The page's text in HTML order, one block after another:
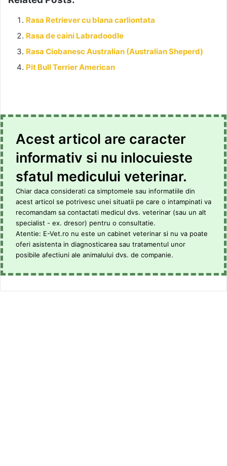
Rasa Retriever cu blana carliontata
Rasa de caini Labradoodle
Rasa Ciobanesc Australian (Australian Sheperd)
Pit Bull Terrier American
Acest articol are caracter
informativ si nu inlocuieste
sfatul medicului veterinar.
Chiar daca considerati ca simptomele sau informatiile din
acest articol se potrivesc unei situatii pe care o intampinati va
recomandam sa contactati medicul dvs. veterinar (sau un alt
specialist - ex. dresor) pentru o consultatie.
Atentie: E-Vet.ro nu este un cabinet veterinar si nu va poate
oferi asistenta in diagnosticarea sau tratamentul unor
posibile afectiuni ale animalului dvs. de companie.